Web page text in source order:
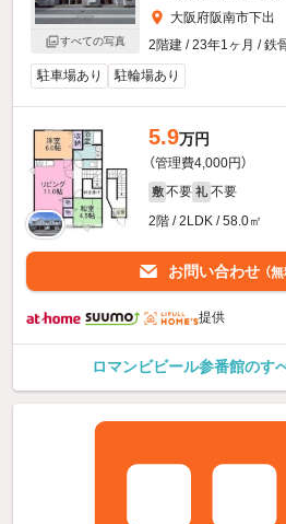
すべての写真
大阪府阪南市下出
2階建 / 23年1ヶ月 / 鉄
駐車場あり
駐輪場あり
5.9万円
（管理費4,000円）
敷 不要 礼 不要
2階 / 2LDK / 58.0㎡
お問い合わせ （
提供
ロマンビビール参番館のす